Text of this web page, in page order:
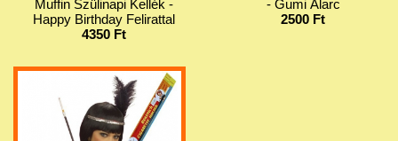
Muffin Szülinapi Kellék -
Happy Birthday Felirattal
4350 Ft
- Gumi Álarc
2500 Ft